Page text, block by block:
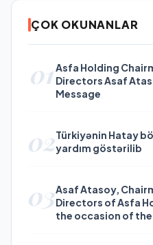
ÇOK OKUNANLAR
01Asfa Holding
Directors Asaf
Message
02Türkiyənin Hatay
yardım göstərilib
03Asaf Atasoy,
Directors of Asfa
the occasion of the